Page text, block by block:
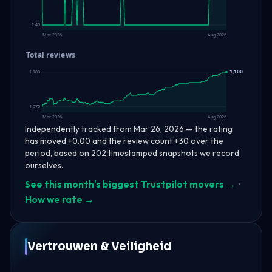
2.40
Mar 2026 Aug 2026
Total reviews
1,100
1,070
1,100
Mar 2026 Aug 2026
Independently tracked from Mar 26, 2026 — the rating
has moved +0.00 and the review count +30 over the
period, based on 202 timestamped snapshots we record
ourselves.
See this month's biggest Trustpilot movers → ·
How we rate →
Vertrouwen & Veiligheid